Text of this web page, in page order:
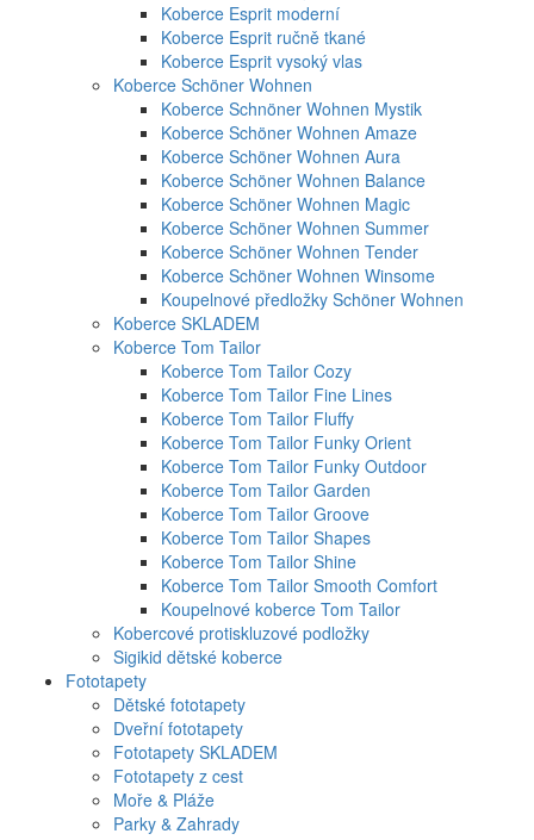
Koberce Esprit moderní
Koberce Esprit ručně tkané
Koberce Esprit vysoký vlas
Koberce Schöner Wohnen
Koberce Schnöner Wohnen Mystik
Koberce Schöner Wohnen Amaze
Koberce Schöner Wohnen Aura
Koberce Schöner Wohnen Balance
Koberce Schöner Wohnen Magic
Koberce Schöner Wohnen Summer
Koberce Schöner Wohnen Tender
Koberce Schöner Wohnen Winsome
Koupelnové předložky Schöner Wohnen
Koberce SKLADEM
Koberce Tom Tailor
Koberce Tom Tailor Cozy
Koberce Tom Tailor Fine Lines
Koberce Tom Tailor Fluffy
Koberce Tom Tailor Funky Orient
Koberce Tom Tailor Funky Outdoor
Koberce Tom Tailor Garden
Koberce Tom Tailor Groove
Koberce Tom Tailor Shapes
Koberce Tom Tailor Shine
Koberce Tom Tailor Smooth Comfort
Koupelnové koberce Tom Tailor
Kobercové protiskluzové podložky
Sigikid dětské koberce
Fototapety
Dětské fototapety
Dveřní fototapety
Fototapety SKLADEM
Fototapety z cest
Moře & Pláže
Parky & Zahrady